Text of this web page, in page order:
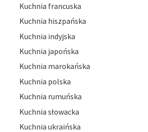
Kuchnia francuska
Kuchnia hiszpańska
Kuchnia indyjska
Kuchnia japońska
Kuchnia marokańska
Kuchnia polska
Kuchnia rumuńska
Kuchnia słowacka
Kuchnia ukraińska